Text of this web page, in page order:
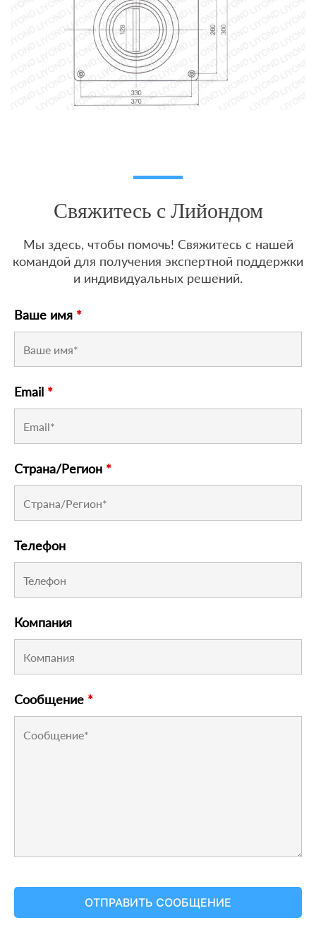
Свяжитесь с Лийондом
Мы здесь, чтобы помочь! Свяжитесь с нашей
командой для получения экспертной поддержки
и индивидуальных решений.
Ваше имя *
Email *
Страна/Регион *
Телефон
Компания
Сообщение *